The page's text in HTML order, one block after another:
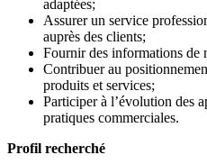
adaptées;
Assurer un service
auprès des clients;
Fournir des informations de
Contribuer au
produits et services;
Participer à l’évolution des
pratiques commerciales.
Profil recherché